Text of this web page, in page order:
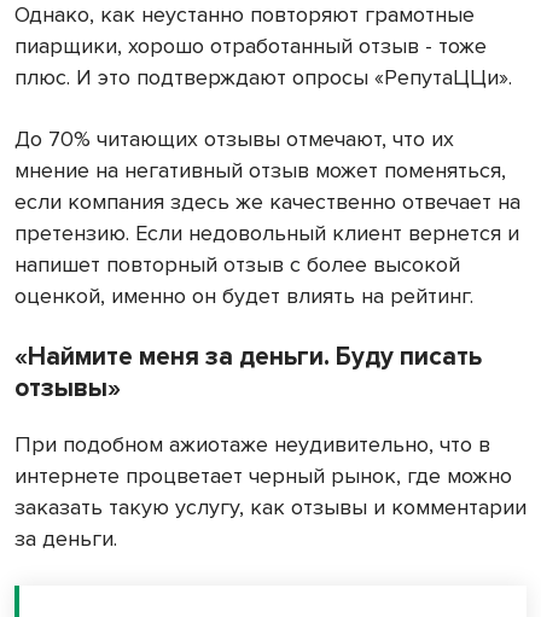
Однако, как неустанно повторяют грамотные
пиарщики, хорошо отработанный отзыв - тоже
плюс. И это подтверждают опросы «РепутаЦЦи».
До 70% читающих отзывы отмечают, что их
мнение на негативный отзыв может поменяться,
если компания здесь же качественно отвечает на
претензию. Если недовольный клиент вернется и
напишет повторный отзыв с более высокой
оценкой, именно он будет влиять на рейтинг.
«Наймите меня за деньги. Буду писать
отзывы»
При подобном ажиотаже неудивительно, что в
интернете процветает черный рынок, где можно
заказать такую услугу, как отзывы и комментарии
за деньги.